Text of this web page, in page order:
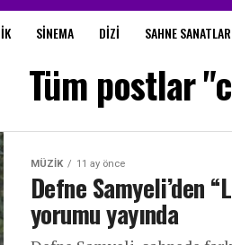
SINEMA DIZI SAHNE
Tüm postlar
MÜZIK 11 ay önce
Defne Samyeli’den
yorumu yayında